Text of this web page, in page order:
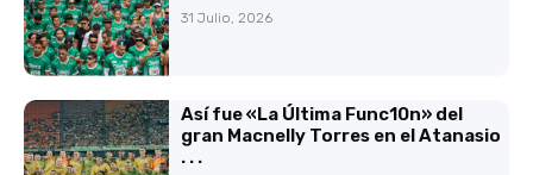
31 Julio, 2026
Así fue «La Última Func10n» del
gran Macnelly Torres en el Atanasio
. . .